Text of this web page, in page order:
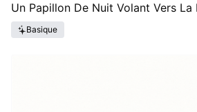
Un Papillon De Nuit Volant Vers La
Basique